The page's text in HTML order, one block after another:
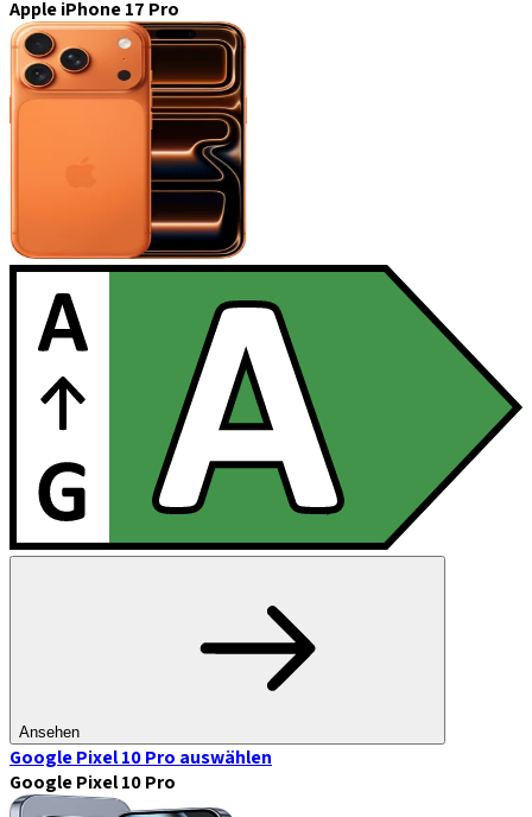
Apple iPhone 17 Pro
Ansehen
Google Pixel 10 Pro auswählen
Google Pixel 10 Pro